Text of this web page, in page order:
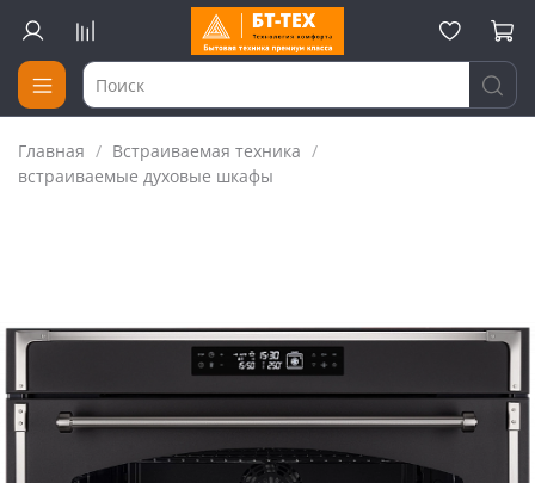
Главная
Встраиваемая техника
встраиваемые духовые шкафы